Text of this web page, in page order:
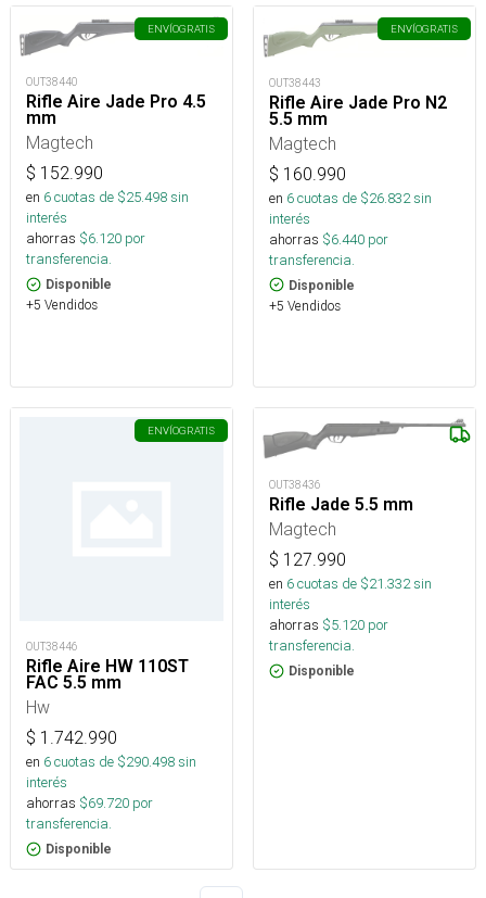
ENVÍOGRATIS
OUT38440
Rifle Aire Jade Pro 4.5
mm
Magtech
$ 152.990
en 6cuotas de $25.498sin
interés
ahorras $6.120 por
transferencia.
Disponible
+5 Vendidos
ENVÍOGRATIS
OUT38443
Rifle Aire Jade Pro N2
5.5 mm
Magtech
$ 160.990
en 6cuotas de $26.832sin
interés
ahorras $6.440 por
transferencia.
Disponible
+5 Vendidos
ENVÍOGRATIS
OUT38446
Rifle Aire HW 110ST
FAC 5.5 mm
Hw
$ 1.742.990
en 6cuotas de $290.498sin
interés
ahorras $69.720 por
transferencia.
Disponible
OUT38436
Rifle Jade 5.5 mm
Magtech
$ 127.990
en 6cuotas de $21.332sin
interés
ahorras $5.120 por
transferencia.
Disponible